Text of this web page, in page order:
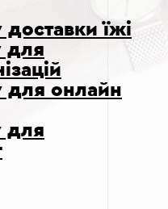
їжі
для
для онлайн
для